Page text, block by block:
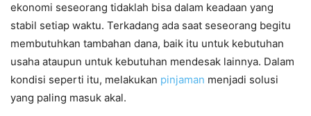
ekonomi seseorang tidaklah bisa dalam keadaan yang
stabil setiap waktu. Terkadang ada saat seseorang begitu
membutuhkan tambahan dana, baik itu untuk kebutuhan
usaha ataupun untuk kebutuhan mendesak lainnya. Dalam
kondisi seperti itu, melakukan pinjaman menjadi solusi
yang paling masuk akal.